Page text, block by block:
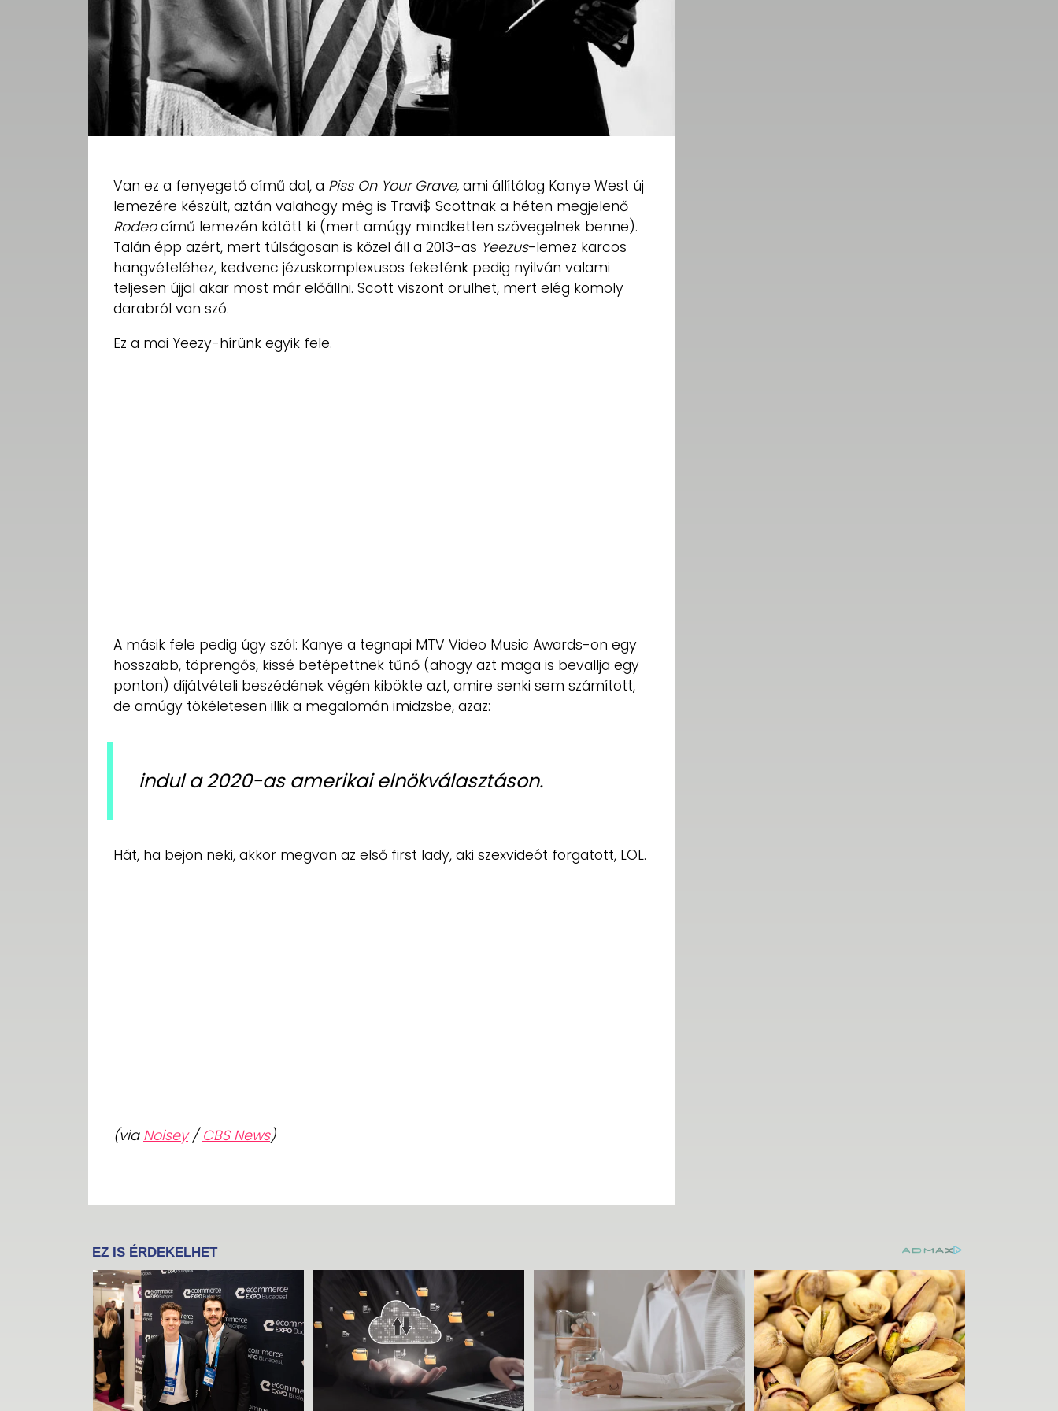
Van ez a fenyegető című dal, a Piss On Your Grave, ami állítólag Kanye West új
lemezére készült, aztán valahogy még is Travi$ Scottnak a héten megjelenő
Rodeocímű lemezén kötött ki (mert amúgy mindketten szövegelnek benne).
Talán épp azért, mert túlságosan is közel áll a 2013-as Yeezus-lemez karcos
hangvételéhez, kedvenc jézuskomplexusos feketénk pedig nyilván valami
teljesen újjal akar most már előállni. Scott viszont örülhet, mert elég komoly
darabról van szó.
Ez a mai Yeezy-hírünk egyik fele.
A másik fele pedig úgy szól: Kanye a tegnapi MTV Video Music Awards-on egy
hosszabb, töprengős, kissé betépettnek tűnő (ahogy azt maga is bevallja egy
ponton) díjátvételi beszédének végén kibökte azt, amire senki sem számított,
de amúgy tökéletesen illik a megalomán imidzsbe, azaz:
indul a 2020-as amerikai elnökválasztáson.
Hát, ha bejön neki, akkor megvan az első first lady, aki szexvideót forgatott, LOL.
(via Noisey/ CBS News)